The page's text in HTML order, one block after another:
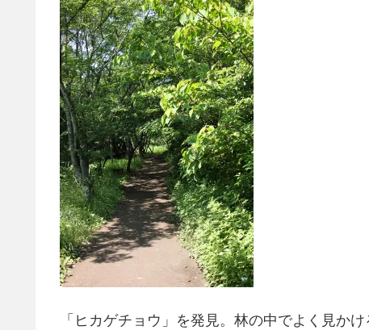
「ヒカゲチョウ」を発見。林の中でよく見か